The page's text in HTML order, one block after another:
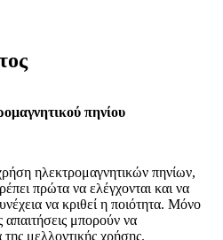
πηνίου
ηλεκτρομαγνητικών πηνίων,
πρώτα να ελέγχονται και να
να κριθεί η ποιότητα. Μόνο
απαιτήσεις μπορούν να
μελλοντικής χρήσης.